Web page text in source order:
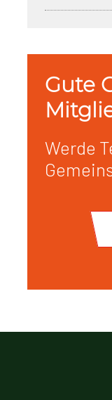
Gute
Werde